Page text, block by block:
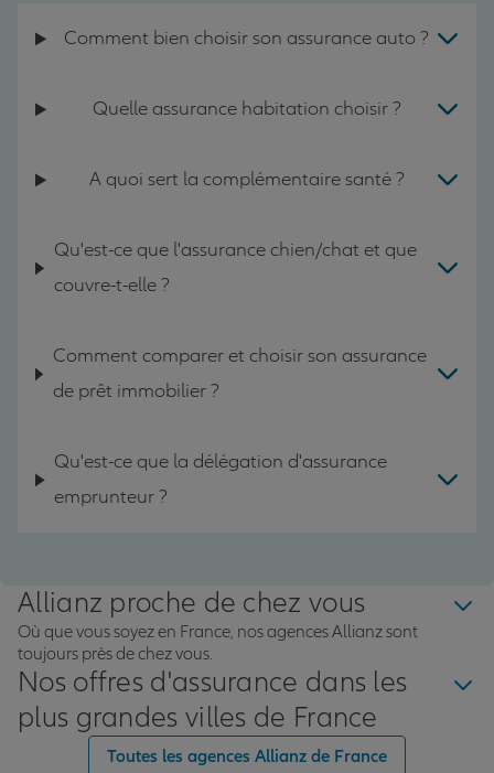
Comment bien choisir son assurance auto ?
Quelle assurance habitation choisir ?
A quoi sert la complémentaire santé ?
Qu'est-ce que l'assurance chien/chat et que
couvre-t-elle ?
Comment comparer et choisir son assurance
de prêt immobilier ?
Qu'est-ce que la délégation d'assurance
emprunteur ?
Allianz proche de chez vous
Où que vous soyez en France, nos agences Allianz sont
toujours près de chez vous.
Nos offres d'assurance dans les
plus grandes villes de France
Toutes les agences Allianz de France